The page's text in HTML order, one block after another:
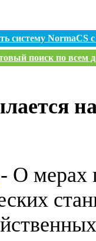
систему
поиск по всем
- О мерах